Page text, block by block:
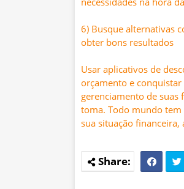
6) Busque alternativas
obter bons resultados
Usar aplicativos de
orçamento e conquistar
gerenciamento de suas
toma. Todo mundo
sua situação